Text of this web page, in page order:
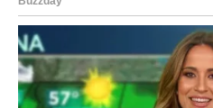
dragim ljudima, lepe trenutke
poznanstva i planove za
Osetićete kako se u vama